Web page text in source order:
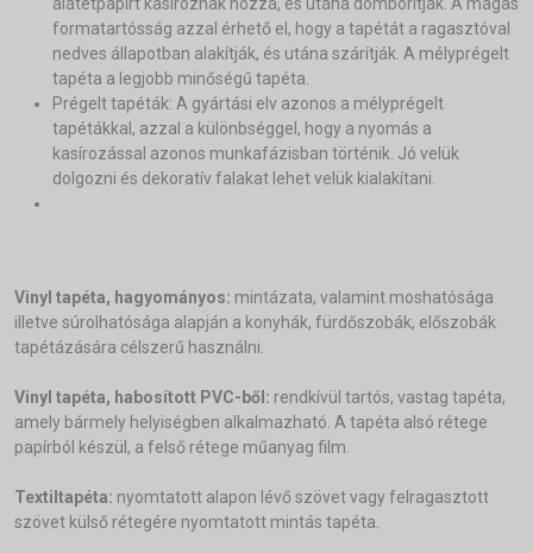
formatartósság azzal érhető el, hogy a tapétát a ragasztóval
nedves állapotban alakítják, és utána szárítják. A mélyprégelt
tapéta a legjobb minőségű tapéta.
Prégelt tapéták: A gyártási elv azonos a mélyprégelt
tapétákkal, azzal a különbséggel, hogy a nyomás a
kasírozással azonos munkafázisban történik. Jó velük
dolgozni és dekoratív falakat lehet velük kialakítani.
Vinyl tapéta, hagyományos: mintázata, valamint moshatósága
illetve súrolhatósága alapján a konyhák, fürdőszobák, előszobák
tapétázására célszerű használni.
Vinyl tapéta, habosított PVC-ből: rendkívül tartós, vastag tapéta,
amely bármely helyiségben alkalmazható. A tapéta alsó rétege
papírból készül, a felső rétege műanyag film.
Textiltapéta: nyomtatott alapon lévő szövet vagy felragasztott
szövet külső rétegére nyomtatott mintás tapéta.